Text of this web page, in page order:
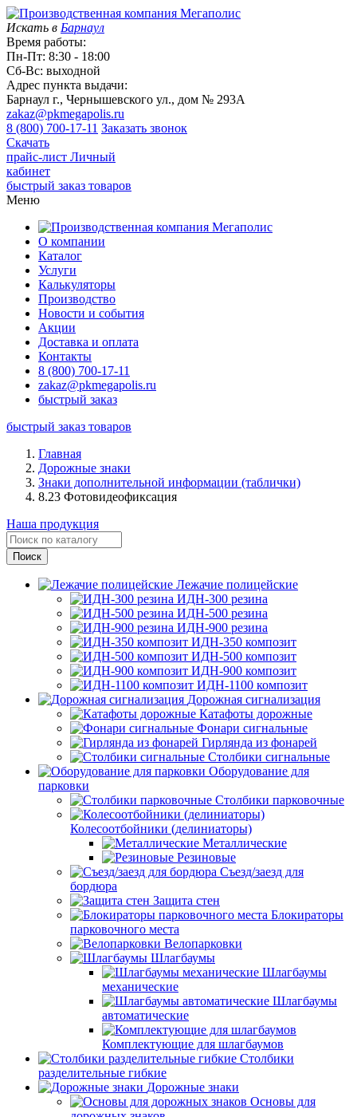
Искать в Барнаул
Время работы:
Пн-Пт: 8:30 - 18:00
Сб-Вс: выходной
Адрес пункта выдачи:
Барнаул г., Чернышевского ул., дом № 293А
zakaz@pkmegapolis.ru
8 (800) 700-17-11 Заказать звонок
Скачать
прайс-лист Личный
кабинет
быстрый заказ товаров
Меню
О компании
Каталог
Услуги
Калькуляторы
Производство
Новости и события
Акции
Доставка и оплата
Контакты
8 (800) 700-17-11
zakaz@pkmegapolis.ru
быстрый заказ
быстрый заказ товаров
Главная
Дорожные знаки
Знаки дополнительной информации (таблички)
8.23 Фотовидеофиксация
Наша продукция
Лежачие полицейские
ИДН-300 резина
ИДН-500 резина
ИДН-900 резина
ИДН-350 композит
ИДН-500 композит
ИДН-900 композит
ИДН-1100 композит
Дорожная сигнализация
Катафоты дорожные
Фонари сигнальные
Гирлянда из фонарей
Столбики сигнальные
Оборудование для
парковки
Столбики парковочные
Колесоотбойники (делиниаторы)
Металлические
Резиновые
Съезд/заезд для
бордюра
Защита стен
Блокираторы
парковочного места
Велопарковки
Шлагбаумы
Шлагбаумы
механические
Шлагбаумы
автоматические
Комплектующие для шлагбаумов
Столбики
разделительные гибкие
Дорожные знаки
Основы для